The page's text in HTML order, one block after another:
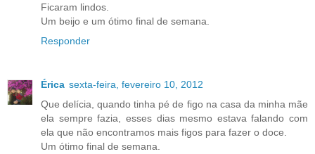
Ficaram lindos.
Um beijo e um ótimo final de semana.
Responder
Érica sexta-feira, fevereiro 10, 2012
Que delícia, quando tinha pé de figo na casa da minha mãe
ela sempre fazia, esses dias mesmo estava falando com
ela que não encontramos mais figos para fazer o doce.
Um ótimo final de semana.